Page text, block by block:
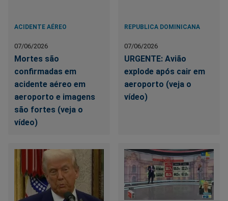
ACIDENTE AÉREO
07/06/2026
Mortes são
confirmadas em
acidente aéreo em
aeroporto e imagens
são fortes (veja o
vídeo)
REPUBLICA DOMINICANA
07/06/2026
URGENTE: Avião
explode após cair em
aeroporto (veja o
vídeo)